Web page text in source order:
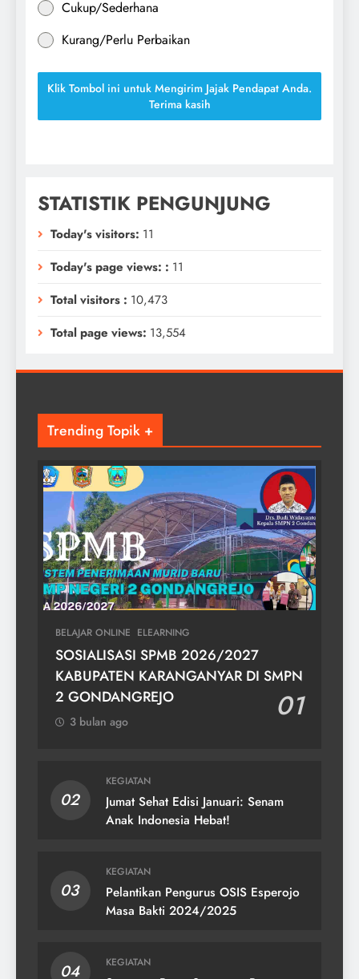
Cukup/Sederhana
Kurang/Perlu Perbaikan
Klik Tombol ini untuk Mengirim Jajak Pendapat Anda.
Terima kasih
STATISTIK PENGUNJUNG
Today's visitors: 11
Today's page views: : 11
Total visitors : 10,473
Total page views: 13,554
Trending Topik +
BELAJAR ONLINE ELEARNING
SOSIALISASI SPMB 2026/2027
KABUPATEN KARANGANYAR DI SMPN
2 GONDANGREJO
01
3 bulan ago
02
KEGIATAN
Jumat Sehat Edisi Januari: Senam
Anak Indonesia Hebat!
03
KEGIATAN
Pelantikan Pengurus OSIS Esperojo
Masa Bakti 2024/2025
04 KEGIATAN